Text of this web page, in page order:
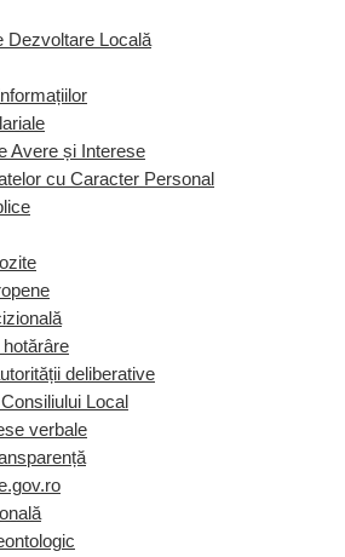
Dezvoltare Locală
Avere și Interese
cu Caracter Personal
deliberative
Local
verbale